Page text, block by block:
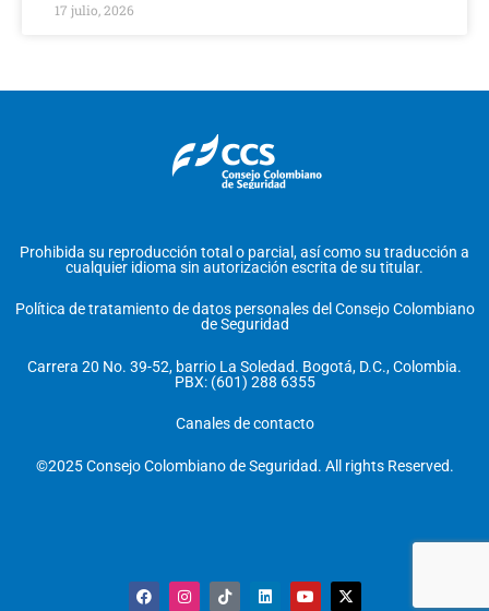
17 julio, 2026
Prohibida su reproducción total o parcial, así como su traducción a
cualquier idioma sin autorización escrita de su titular.
Política de tratamiento de datos personales del Consejo Colombiano
de Seguridad
Carrera 20 No. 39-52, barrio La Soledad. Bogotá, D.C., Colombia.
PBX: (601) 288 6355
Canales de contacto
©2025 Consejo Colombiano de Seguridad. All rights Reserved.
F
a
I
n
T
i
L
i
Y
o
X
-